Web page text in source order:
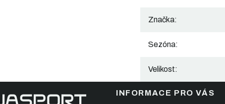
Značka:
Sezóna:
Velikost:
INFORMACE PRO VÁS